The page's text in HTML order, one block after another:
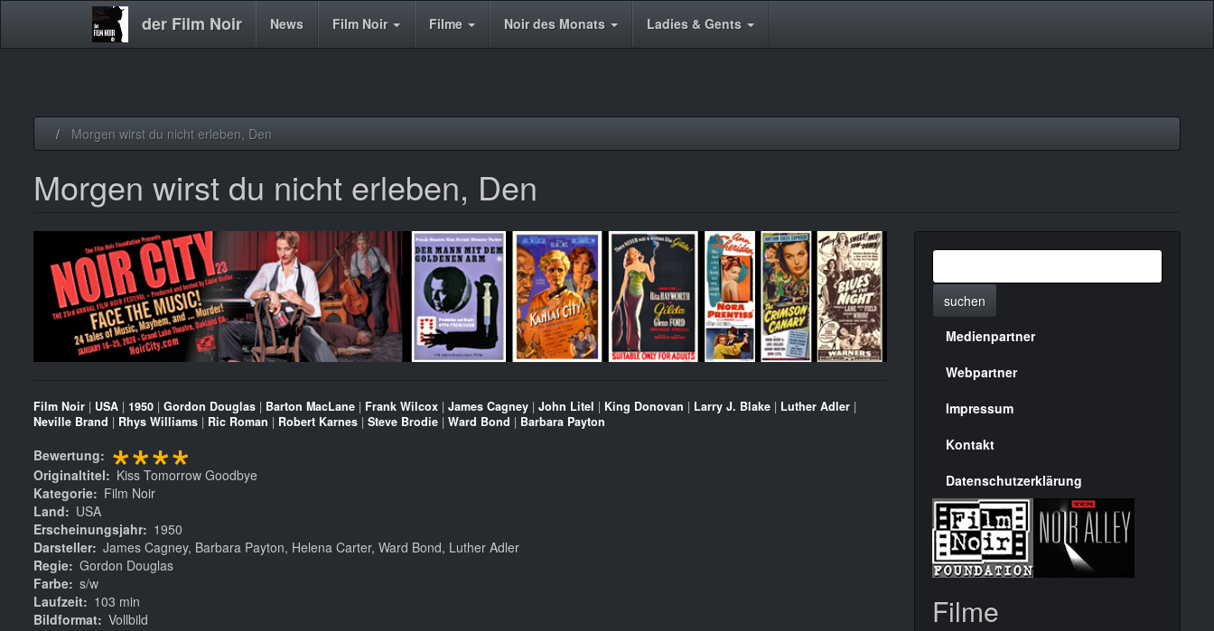
der Film Noir
Main News Film Noir Filme Noir des Monats Ladies & Gents
Morgen wirst du nicht erleben, Den
Morgen wirst du nicht erleben, Den
Film Noir | USA | 1950 | Gordon Douglas | Barton MacLane | Frank Wilcox | James Cagney | John Litel | King Donovan | Larry J. Blake | Luther Adler |
Neville Brand | Rhys Williams | Ric Roman | Robert Karnes | Steve Brodie | Ward Bond | Barbara Payton
Bewertung ****
Originaltitel
Kiss Tomorrow Goodbye
Kategorie
Film Noir
Land
USA
Erscheinungsjahr
1950
Darsteller James Cagney, Barbara Payton, Helena Carter, Ward Bond, Luther Adler
Regie Gordon Douglas
Farbe s/w
Laufzeit
103 min
Bildformat Vollbild
suchen
Menülinks
rechte
Seite
Medienpartner
Webpartner
Impressum
Kontakt
Datenschutzerklärung
Filme